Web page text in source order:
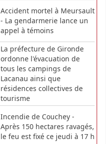
Accident mortel à Meursault
- La gendarmerie lance un
appel à témoins
La préfecture de Gironde
ordonne l'évacuation de
tous les campings de
Lacanau ainsi que
résidences collectives de
tourisme
Incendie de Couchey -
Après 150 hectares ravagés,
le feu est fixé ce jeudi à 17 h